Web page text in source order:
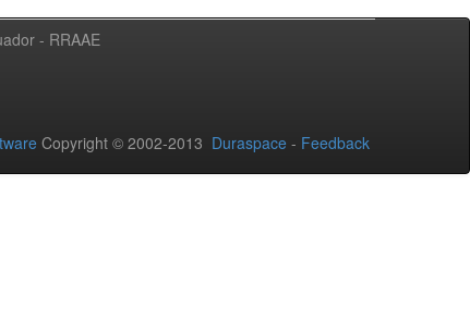
- RRAAE
Copyright © 2002-2013 Duraspace - Feedback